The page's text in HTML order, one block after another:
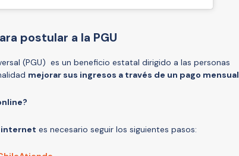
postular a la PGU
(PGU) es un beneficio estatal dirigido a las personas
mejorar sus ingresos a través de un pago mensual
internet es necesario seguir los siguientes pasos: